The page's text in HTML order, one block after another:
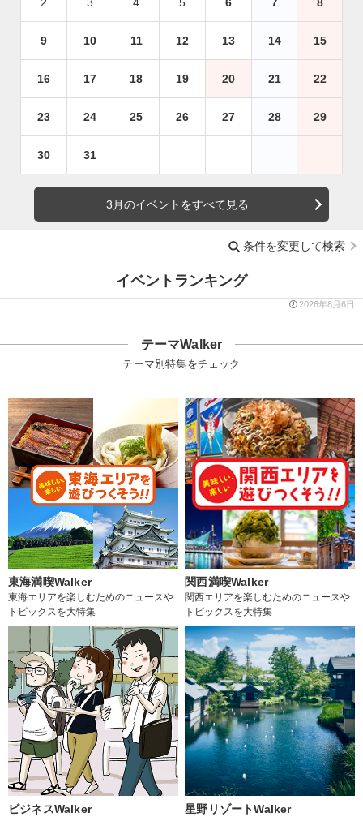
9 10 11 12 13 14 15
16 17 18 19 20 21 22
23 24 25 26 27 28 29
30 31
3月のイベントをすべて見る
条件を変更して検索
イベントランキング
2026年8月6日
テーマWalker
テーマ別特集をチェック
東海満喫Walker
東海エリアを楽しむためのニュースや
トピックスを大特集
関西満喫Walker
関西エリアを楽しむためのニュースや
トピックスを大特集
ビジネスWalker 星野リゾートWalker